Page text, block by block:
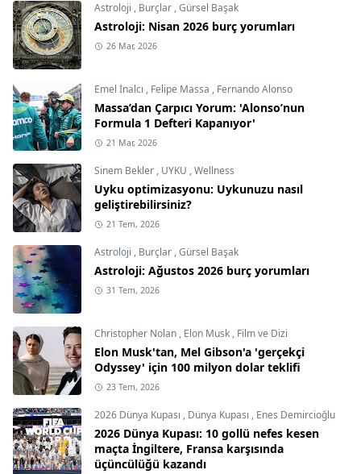
Astroloji , Burçlar ,Gürsel Başak
Astroloji: Nisan 2026 burç yorumları
26 Mar, 2026
Emel İnalcı , Felipe Massa , Fernando Alonso
Massa’dan Çarpıcı Yorum: 'Alonso’nun
Formula 1 Defteri Kapanıyor'
21 Mar, 2026
Sinem Bekler , UYKU ,Wellness
Uyku optimizasyonu: Uykunuzu nasıl
geliştirebilirsiniz?
21 Tem, 2026
Astroloji , Burçlar ,Gürsel Başak
Astroloji: Ağustos 2026 burç yorumları
31 Tem, 2026
Christopher Nolan , Elon Musk , Film ve Dizi
Elon Musk'tan, Mel Gibson'a 'gerçekçi
Odyssey' için 100 milyon dolar teklifi
23 Tem, 2026
2026 Dünya Kupası , Dünya Kupası , Enes Demircioğlu
2026 Dünya Kupası: 10 gollü nefes kesen
maçta İngiltere, Fransa karşısında
üçüncülüğü kazandı